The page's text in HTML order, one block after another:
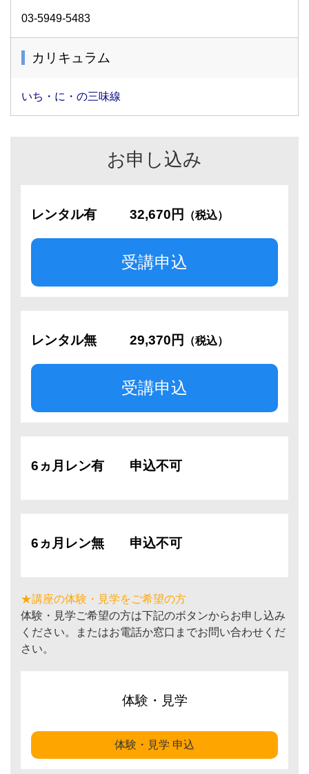
03-5949-5483
カリキュラム
いち・に・の三味線
お申し込み
レンタル有 32,670円 （税込）
受講申込
レンタル無 29,370円 （税込）
受講申込
6ヵ月レン有 申込不可
6ヵ月レン無 申込不可
★講座の体験・見学をご希望の方
体験・見学ご希望の方は下記のボタンからお申し込み
ください。またはお電話か窓口までお問い合わせくだ
さい。
体験・見学
体験・見学 申込